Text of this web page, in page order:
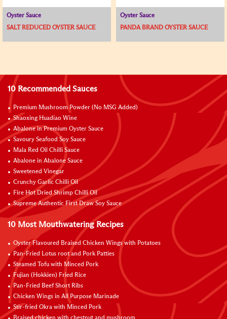
Oyster Sauce
SALT REDUCED OYSTER SAUCE
Oyster Sauce
PANDA BRAND OYSTER SAUCE
10 Recommended Sauces
Premium Mushroom Powder (No MSG Added)
Shaoxing Huadiao Wine
Abalone in Premium Oyster Sauce
Savoury Seafood Soy Sauce
Mala Red Oil Chilli Sauce
Abalone in Abalone Sauce
Sweetened Vinegar
Crunchy Garlic Chilli Oil
Fire Hot Dried Shrimp Chilli Oil
Supreme Authentic First Draw Soy Sauce
10 Most Mouthwatering Recipes
Oyster Flavoured Braised Chicken Wings with Potatoes
Pan-Fried Lotus root and Pork Patties
Steamed Tofu with Minced Pork
Fujian (Hokkien) Fried Rice
Pan-Fried Beef Short Ribs
Chicken Wings in All Purpose Marinade
Stir-fried Okra with Minced Pork